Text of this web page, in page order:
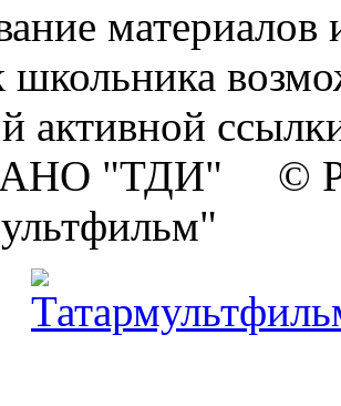
материалов
школьника
активной
АНО "ТДИ" ©